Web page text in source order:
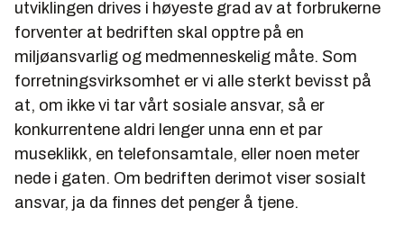
utviklingen drives i høyeste grad av at forbrukerne
forventer at bedriften skal opptre på en
miljøansvarlig og medmenneskelig måte. Som
forretningsvirksomhet er vi alle sterkt bevisst på
at, om ikke vi tar vårt sosiale ansvar, så er
konkurrentene aldri lenger unna enn et par
museklikk, en telefonsamtale, eller noen meter
nede i gaten. Om bedriften derimot viser sosialt
ansvar, ja da finnes det penger å tjene.